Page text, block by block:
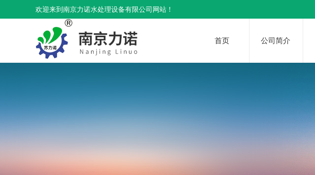
欢迎来到南京力诺水处理设备有限公司网站！
首页 公司简介